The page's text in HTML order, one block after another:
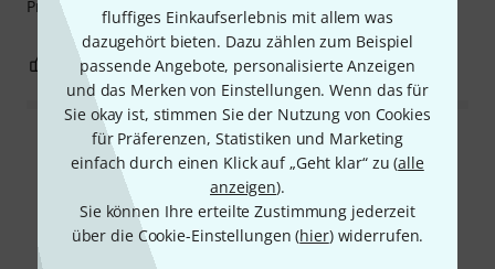
fluffiges Einkaufserlebnis mit allem was
dazugehört bieten. Dazu zählen zum Beispiel
passende Angebote, personalisierte Anzeigen
und das Merken von Einstellungen. Wenn das für
Sie okay ist, stimmen Sie der Nutzung von Cookies
für Präferenzen, Statistiken und Marketing
einfach durch einen Klick auf „Geht klar“ zu (alle
anzeigen).
Sie können Ihre erteilte Zustimmung jederzeit
über die Cookie-Einstellungen (hier) widerrufen.
Produkt.
0 BEWERTUNG MELDEN
Alle Bewertungen lesen
Alternativen vergleichen